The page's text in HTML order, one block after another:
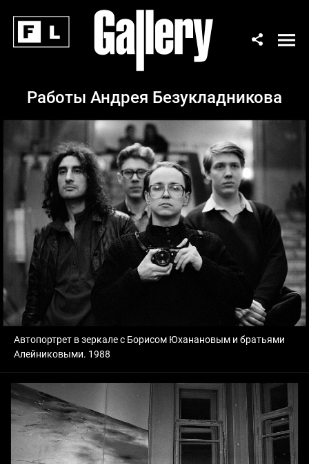
Работы Андрея Безукладникова
Автопортрет в зеркале с Борисом Юханановым и братьями
Алейниковыми. 1988